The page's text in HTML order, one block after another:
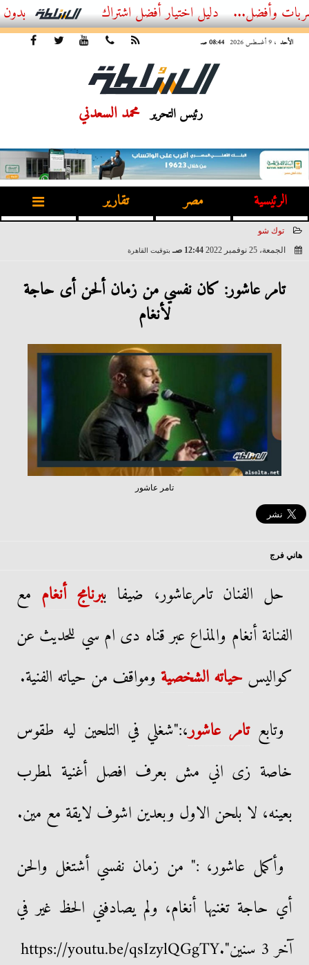
أفضل اشتراك IPTV بدون تقطيع 2026 – دليل المشاهد العصري
الأحد ، 9 أغسطس 2026 08:44 صـ
رئيس التحرير محمد السعدني
الرئيسية مصر تقارير
توك شو
الجمعة، 25 نوفمبر 2022
12:44 صـ بتوقيت القاهرة
تامر عاشور: كان نفسي من زمان ألحن أى حاجة
لأنغام
تامر عاشور
هاني فرج
حل الفنان تامرعاشور، ضيفا ببرنامج أنغام مع
الفنانة أنغام والمذاع عبر قناه دى ام سي للحديث عن
كواليسحياته الشخصية ومواقف من حياته الفنية.
وتابعتامر عاشور،:"شغلي في التلحين ليه طقوس
خاصة زى اني مش بعرف افصل أغنية لمطرب
بعينه، لا بلحن الاول وبعدين اشوف لايقة مع مين.
وأكمل عاشور، :" من زمان نفسي أشتغل والحن
أي حاجة تغنيها أنغام، ولم يصادفني الحظ غير في
آخر 3 سنين".https://youtu.be/qsIzylQGgTY